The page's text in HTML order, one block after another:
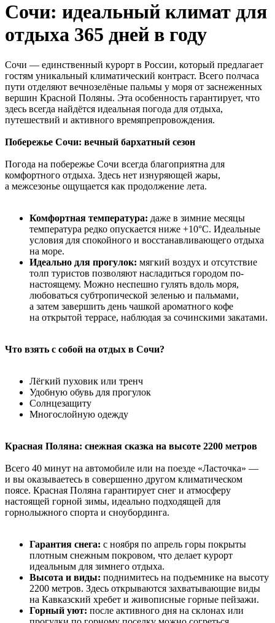
Сочи: идеальный климат для
отдыха 365 дней в году
Сочи — единственный курорт в России, который предлагает
гостям уникальный климатический контраст. Всего полчаса
пути отделяют вечнозелёные пальмы у моря от заснеженных
вершин Красной Поляны. Эта особенность гарантирует, что
здесь всегда найдётся идеальная погода для отдыха,
путешествий и активного времяпрепровождения.
Побережье Сочи: вечный бархатный сезон
Погода на побережье Сочи всегда благоприятна для
комфортного отдыха. Здесь нет изнуряющей жары,
а межсезонье ощущается как продолжение лета.
Комфортная температура: даже в зимние месяцы
температура редко опускается ниже +10°C. Идеальные
условия для спокойного и восстанавливающего отдыха
на море.
Идеально для прогулок: мягкий воздух и отсутствие
толп туристов позволяют насладиться городом по-
настоящему. Можно неспешно гулять вдоль моря,
любоваться субтропической зеленью и пальмами,
а затем завершить день чашкой ароматного кофе
на открытой террасе, наблюдая за сочинскими закатами.
Что взять с собой на отдых в Сочи?
Лёгкий пуховик или тренч
Удобную обувь для прогулок
Солнцезащиту
Многослойную одежду
Красная Поляна: снежная сказка на высоте 2200 метров
Всего 40 минут на автомобиле или на поезде «Ласточка» —
и вы оказываетесь в совершенно другом климатическом
поясе. Красная Поляна гарантирует снег и атмосферу
настоящей горной зимы, идеально подходящей для
горнолыжного спорта и сноубординга.
Гарантия снега: с ноября по апрель горы покрыты
плотным снежным покровом, что делает курорт
идеальным для зимнего отдыха.
Высота и виды: поднимитесь на подъемнике на высоту
2200 метров. Здесь открываются захватывающие виды
на Кавказский хребет и живописные горные пейзажи.
Горный уют: после активного дня на склонах или